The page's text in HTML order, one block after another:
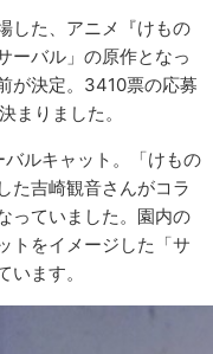
した、アニメ『けもの
ーバル」の原作となっ
が決定。3410票の応募
まりました。
ルキャット。「けもの
た吉崎観音さんがコラ
っていました。園内の
トをイメージした「サ
ます。